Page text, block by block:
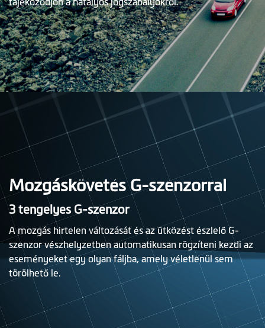
Mozgáskövetés G-szenzorral
3 tengelyes G-szenzor
A mozgás hirtelen változását és az ütközést észlelő G-
szenzor vészhelyzetben automatikusan rögzíteni kezdi az
eseményeket egy olyan fáljba, amely véletlenül sem
törölhető le.